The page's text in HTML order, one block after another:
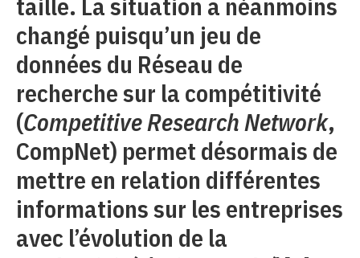
changé puisqu’un jeu de
données du Réseau de
recherche sur la compétitivité
(Competitive Research Network,
CompNet) permet désormais de
mettre en relation différentes
informations sur les entreprises
avec l’évolution de la